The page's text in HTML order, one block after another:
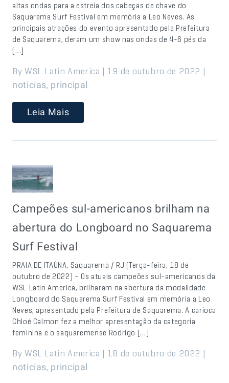
altas ondas para a estreia dos cabeças de chave do
Saquarema Surf Festival em memória a Leo Neves. As
principais atrações do evento apresentado pela Prefeitura
de Saquarema, deram um show nas ondas de 4-6 pés da
[…]
By WSL Latin America | 19 de outubro de 2022 |
noticias, principal
Leia Mais
Campeões sul-americanos brilham na
abertura do Longboard no Saquarema
Surf Festival
PRAIA DE ITAÚNA, Saquarema / RJ (Terça-feira, 18 de
outubro de 2022) – Os atuais campeões sul-americanos da
WSL Latin America, brilharam na abertura da modalidade
Longboard do Saquarema Surf Festival em memória a Leo
Neves, apresentado pela Prefeitura de Saquarema. A carioca
Chloé Calmon fez a melhor apresentação da categoria
feminina e o saquaremense Rodrigo […]
By WSL Latin America | 18 de outubro de 2022 |
noticias, principal